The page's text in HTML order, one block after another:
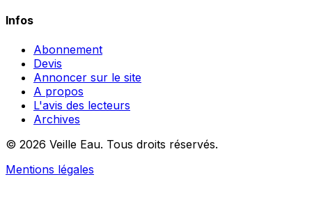
Infos
Abonnement
Devis
Annoncer sur le site
A propos
L'avis des lecteurs
Archives
© 2026 Veille Eau. Tous droits réservés.
Mentions légales